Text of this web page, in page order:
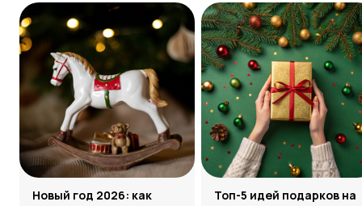
Новый год 2026: как
Топ-5 идей подарков на